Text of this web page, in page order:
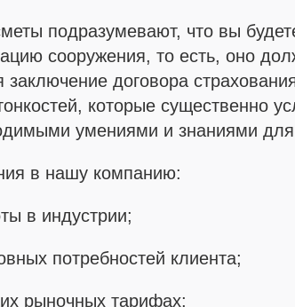
подразумевают, что вы
сооружения, то есть, оно
заключение договора
которые существенно
умениями и знаниями для
в нашу компанию:
в индустрии;
потребностей клиента;
рыночных тарифах;